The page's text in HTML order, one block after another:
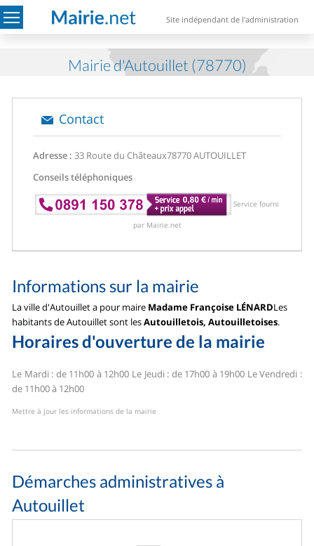
Site indépendant de l'administration
Mairie d'Autouillet (78770)
Contact
Adresse : 33 Route du Châteaux78770 AUTOUILLET
Conseils téléphoniques
Service fourni
par Mairie.net
Informations sur la mairie
La ville d'Autouillet a pour maire Madame Françoise LÉNARDLes
habitants de Autouillet sont lesAutouilletois, Autouilletoises.
Horaires d'ouverture de la mairie
Le Mardi : de 11h00 à 12h00 Le Jeudi : de 17h00 à 19h00 Le Vendredi :
de 11h00 à 12h00
Mettre à jour les informations de la mairie
Démarches administratives à
Autouillet